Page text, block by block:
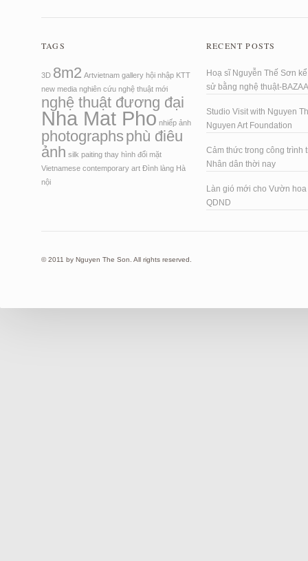
TAGS
3D 8m2 Artvietnam gallery hội nhập KTT
new media nghiên cứu nghệ thuật mới
nghệ thuật đương đại
Nha Mat Pho nhiếp ảnh
photographs phù điêu
ảnh silk paiting thay hình đổi mặt
Vietnamese contemporary art Đình làng Hà
nội
RECENT POSTS
Hoạ sĩ Nguyễn Thế Sơn
sử bằng nghệ thuật-
Studio Visit with Nguyen
Nguyen Art Foundation
Cảm thức trong công trình
Nhân dân thời nay
Làn gió mới cho Vườn
QDND
© 2011 by Nguyen The Son. All rights reserved.